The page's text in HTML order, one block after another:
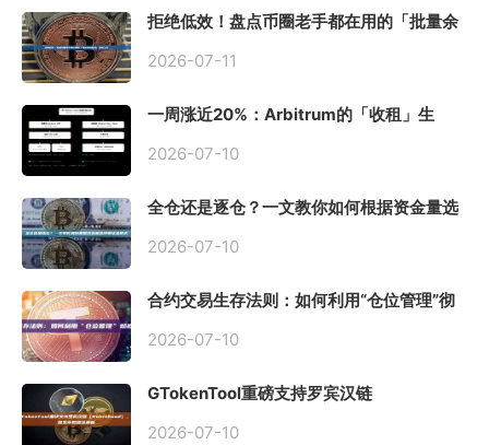
拒绝低效！盘点币圈老手都在用的「批量余
2026-07-11
一周涨近20%：Arbitrum的「收租」生
2026-07-10
全仓还是逐仓？一文教你如何根据资金量选
2026-07-10
合约交易生存法则：如何利用“仓位管理”彻
2026-07-10
GTokenTool重磅支持罗宾汉链
2026-07-10